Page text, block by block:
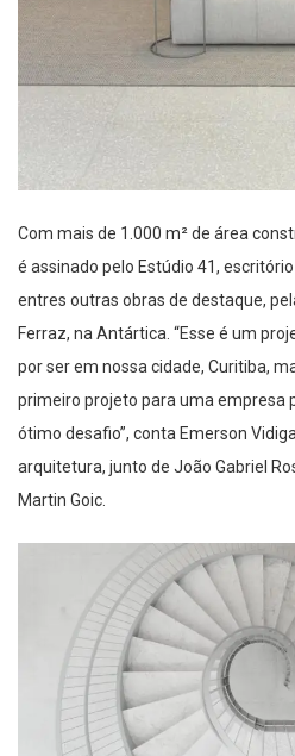
Com mais de 1.000 m² de área
é assinado pelo Estúdio 41,
entres outras obras de destaque,
Ferraz, na Antártica. “Esse é um
por ser em nossa cidade, Curitiba,
primeiro projeto para uma empresa
ótimo desafio”, conta Emerson
arquitetura, junto de João Gabriel
Martin Goic